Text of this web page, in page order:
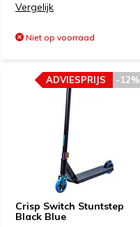
Vergelijk
Niet op voorraad
Crisp Switch Stuntstep
Black Blue
-12%
ADVIESPRIJS